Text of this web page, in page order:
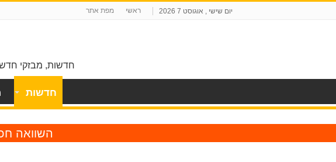
יום שישי , אוגוסט 7 2026 ראשי מפת אתר
חדשות, מבזקי חדשות
חדשות
השוואה